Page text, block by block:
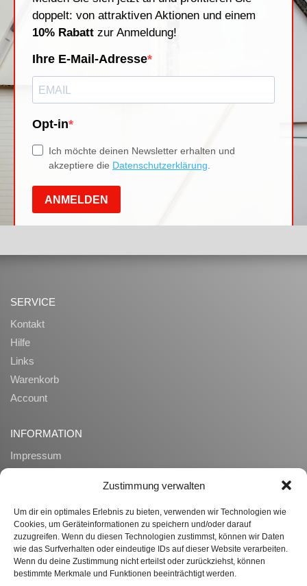
Zustimmung verwalten
Um dir ein optimales Erlebnis zu bieten, verwenden wir Technologien wie
Cookies, um Geräteinformationen zu speichern und/oder darauf
zuzugreifen. Wenn du diesen Technologien zustimmst, können wir Daten
wie das Surfverhalten oder eindeutige IDs auf dieser Website verarbeiten.
Wenn du deine Zustimmung nicht erteilst oder zurückziehst, können
bestimmte Merkmale und Funktionen beeinträchtigt werden.
SERVICE
Kontakt
Hilfe
Links
Warenkorb
Account
INFORMATION
Impressum
Zahlung und Lieferung
Widerrufsrecht
Ueber uns